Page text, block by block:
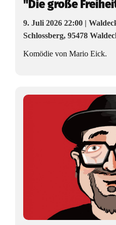
"Die große
9. Juli 2026 22:00 |
Schlossberg, 95478
Komödie von Mario Eick.